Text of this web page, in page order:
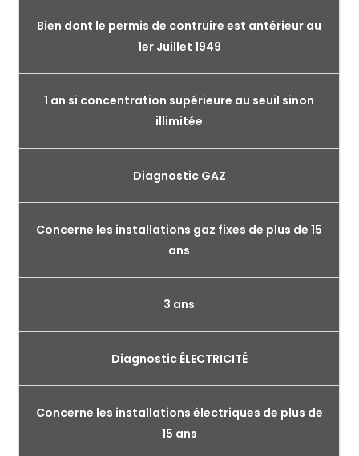
Bien dont le permis de contruire est antérieur au
1er Juillet 1949
1 an si concentration supérieure au seuil sinon
illimitée
Diagnostic GAZ
Concerne les installations gaz fixes de plus de 15
ans
3 ans
Diagnostic ÉLECTRICITÉ
Concerne les installations électriques de plus de
15 ans